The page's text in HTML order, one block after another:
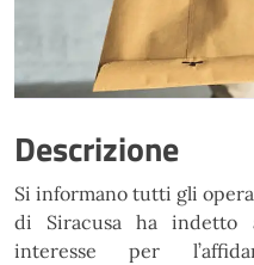
Descrizione
Si informano tutti gli
di Siracusa ha indetto
interesse per